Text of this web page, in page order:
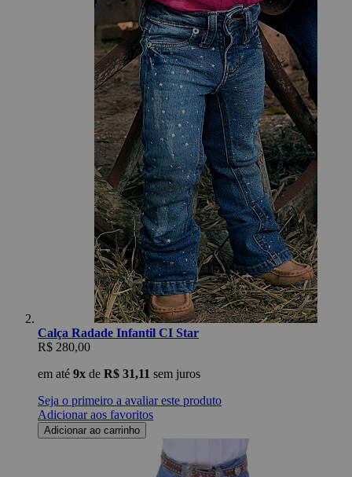
Calça Radade Infantil CI Star
R$ 280,00
em até 9x de R$ 31,11 sem juros
Seja o primeiro a avaliar este produto
Adicionar aos favoritos
Adicionar ao carrinho